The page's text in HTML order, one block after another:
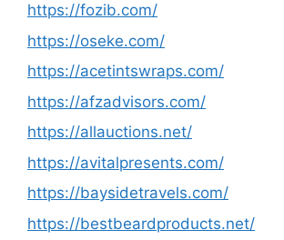
https://fozib.com/
https://oseke.com/
https://acetintswraps.com/
https://afzadvisors.com/
https://allauctions.net/
https://avitalpresents.com/
https://baysidetravels.com/
https://bestbeardproducts.net/